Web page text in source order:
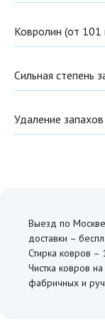
Ковролин (от 101
Сильная степень
Удаление запахов
Выезд по
доставки –
Стирка ковров –
Чистка ковров
фабричных и